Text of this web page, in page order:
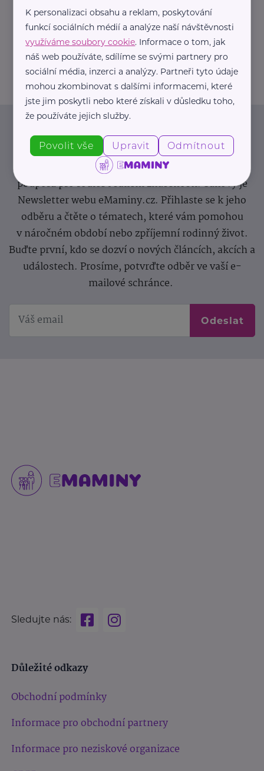
https://hartmanndirect.com/cs-cz
+420 800 100 150
info@hartmanndirect.cz
Newsletter
Pravidelný přísun novinek, inspirace na každý den,
podpora pro rodiče i sdílení zkušeností. Takový je
Newsletter webu eMaminy.cz. Přihlaste se k jeho
odběru a čtěte o tématech, které vám pomohou
v náročném období nebo zpříjemní rodinný život.
Buďte první, kdo se dozví o nových článcích, akcích a
událostech. Prosíme, potvrďte odběr ve vaší e-
mailové schránce.
Odeslat
Sledujte nás:
Důležité odkazy
Obchodní podmínky
Informace pro obchodní partnery
Informace pro neziskové organizace
K personalizaci obsahu a reklam, poskytování
funkcí sociálních médií a analýze naší návštěvnosti
využíváme soubory cookie. Informace o tom, jak
náš web používáte, sdílíme se svými partnery pro
sociální média, inzerci a analýzy. Partneři tyto údaje
mohou zkombinovat s dalšími informacemi, které
jste jim poskytli nebo které získali v důsledku toho,
že používáte jejich služby.
Povolit vše Upravit Odmítnout